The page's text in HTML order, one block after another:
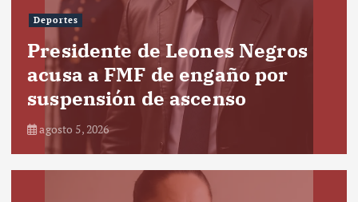
Deportes
Presidente de Leones Negros
acusa a FMF de engaño por
suspensión de ascenso
agosto 5, 2026